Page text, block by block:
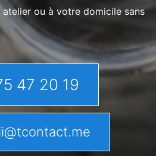
ou à votre domicile sans
47 20 19